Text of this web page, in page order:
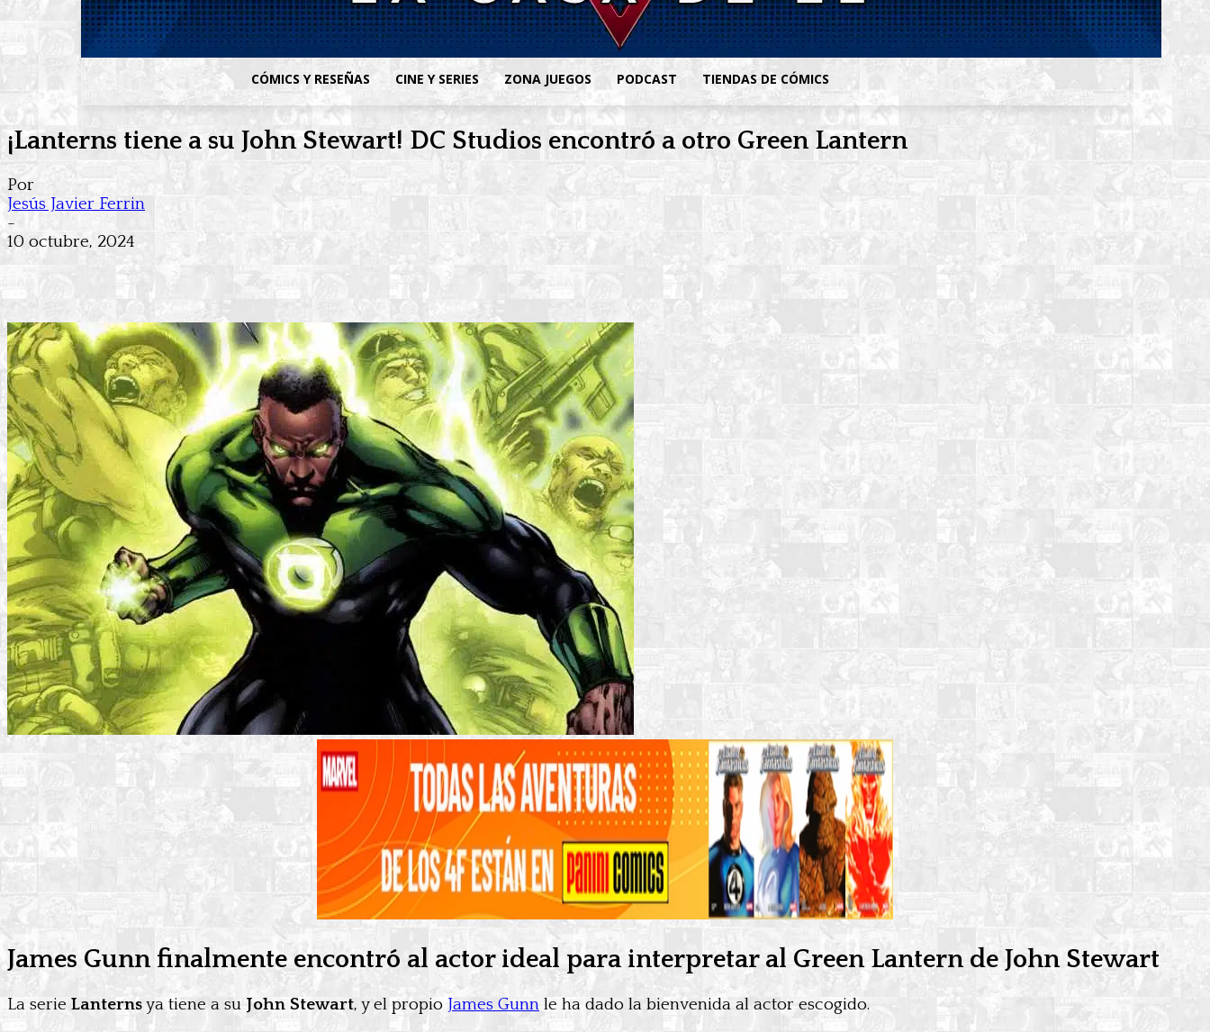
CÓMICS Y RESEÑAS CINE Y SERIES ZONA JUEGOS PODCAST TIENDAS DE CÓMICS
¡Lanterns tiene a su John Stewart! DC Studios encontró a otro Green Lantern
Por
Jesús Javier Ferrin
-
10 octubre, 2024
James Gunn finalmente encontró al actor ideal para interpretar al Green Lantern de John Stewart
La serie Lanternsya tiene a su John Stewart, y el propio James Gunn le ha dado la bienvenida al actor escogido.